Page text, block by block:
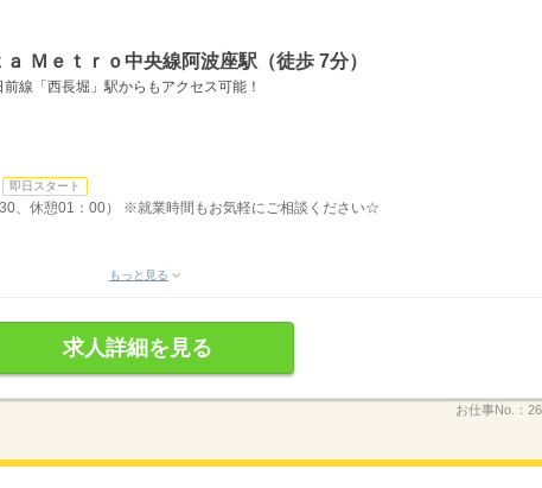
Ｍｅｔｒｏ中央線阿波座駅（徒歩 7分）
線「西長堀」駅からもアクセス可能！
即日スタート
、休憩01：00） ※就業時間もお気軽にご相談ください☆
もっと見る
求人詳細を見る
お仕事No.：